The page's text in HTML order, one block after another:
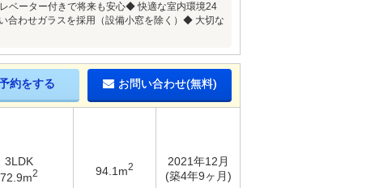
ベーター付きで将来も安心◆ 快適な室内環境24
合わせガラスを採用（設備小窓を除く）◆ 大切な
約をする お問い合わせ(無料)
3LDK
72.9m2 94.1m2
2021年12月
(築4年9ヶ月)